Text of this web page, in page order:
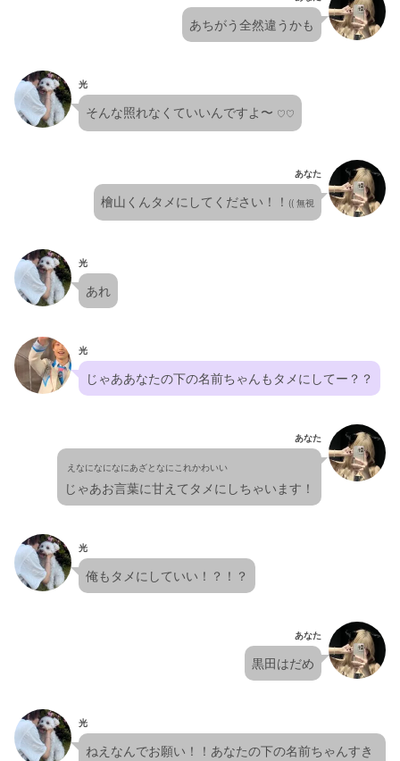
あちがう全然違うかも
光
そんな照れなくていいんですよ〜 ♡♡
あなた
檜山くんタメにしてください！！ (( 無視
光
あれ
光
じゃああなたの下の名前ちゃんもタメにしてー？？
あなた
えなになになにあざとなにこれかわいい
じゃあお言葉に甘えてタメにしちゃいます！
光
俺もタメにしていい！？！？
あなた
黒田はだめ
光
ねえなんでお願い！！あなたの下の名前ちゃんすき